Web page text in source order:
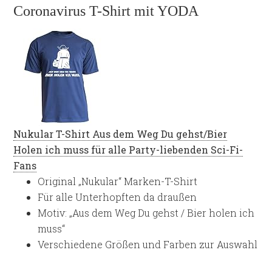
Coronavirus T-Shirt mit YODA
Nukular T-Shirt Aus dem Weg Du gehst/Bier
Holen ich muss für alle Party-liebenden Sci-Fi-
Fans
Original „Nukular“ Marken-T-Shirt
Für alle Unterhopften da draußen
Motiv: „Aus dem Weg Du gehst / Bier holen ich
muss“
Verschiedene Größen und Farben zur Auswahl